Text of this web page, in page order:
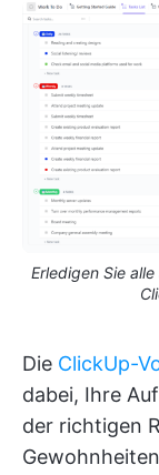
Erledigen Sie
Die ClickUp-
dabei, Ihre
der richtigen